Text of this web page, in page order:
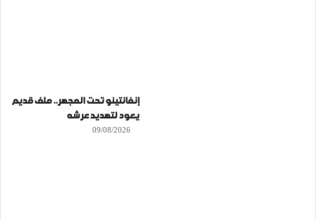
إنفانتينو تحت المجهر.. ملف قديم
يعود لتهديد عرشه
09/08/2026